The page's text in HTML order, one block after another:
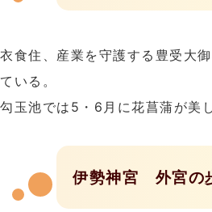
衣食住、産業を守護する豊受大
ている。
勾玉池では5・6月に花菖蒲が美し
伊勢神宮 外宮の